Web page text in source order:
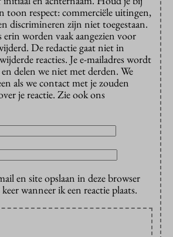
toon respect: commerciële uitingen,
discrimineren zijn niet toegestaan.
erin worden vaak aangezien voor
De redactie gaat niet in
reacties. Je e-mailadres wordt
delen we niet met derden. We
als we contact met je zouden
je reactie. Zie ook ons
en site opslaan in deze browser
wanneer ik een reactie plaats.